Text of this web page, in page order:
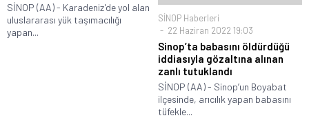
SİNOP (AA) - Karadeniz'de yol alan
uluslararası yük taşımacılığı
yapan...
SİNOP Haberleri
22 Haziran 2022 19:03
Sinop’ta babasını öldürdüğü
iddiasıyla gözaltına alınan
zanlı tutuklandı
SİNOP (AA) - Sinop’un Boyabat
ilçesinde, arıcılık yapan babasını
tüfekle...